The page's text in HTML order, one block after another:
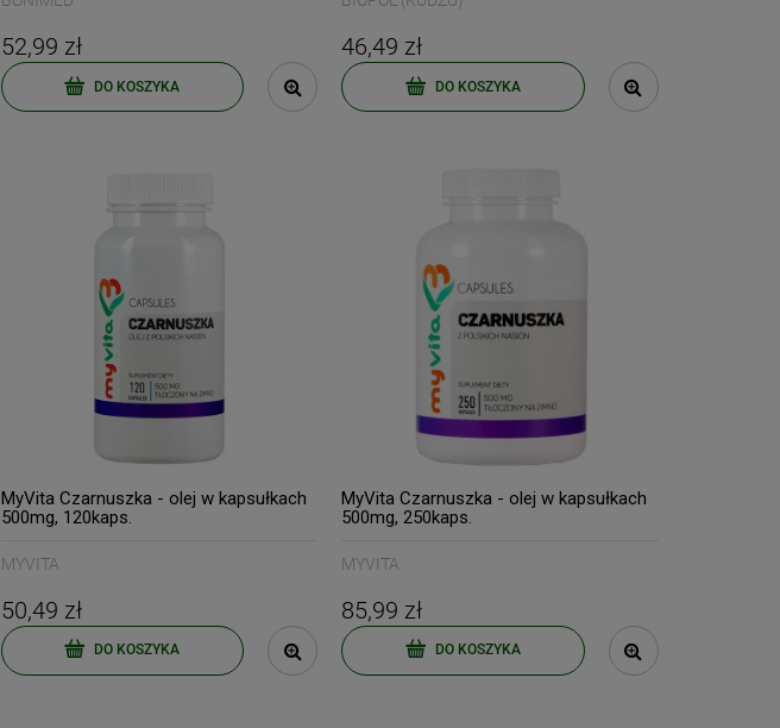
powiadom o dostępności DO KOSZYKA
52,99 zł
DO KOSZYKA
46,49 zł
DO KOSZYKA
MyVita Czarnuszka - olej w kapsułkach
500mg, 120kaps.
MYVITA
50,49 zł
DO KOSZYKA
MyVita Czarnuszka - olej w kapsułkach
500mg, 250kaps.
MYVITA
85,99 zł
DO KOSZYKA